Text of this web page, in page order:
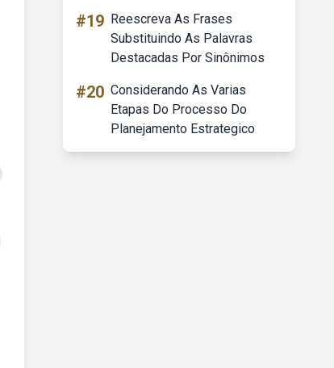
#19 Reescreva As Frases
Substituindo As Palavras
Destacadas Por Sinônimos
#20 Considerando As Varias
Etapas Do Processo Do
Planejamento Estrategico